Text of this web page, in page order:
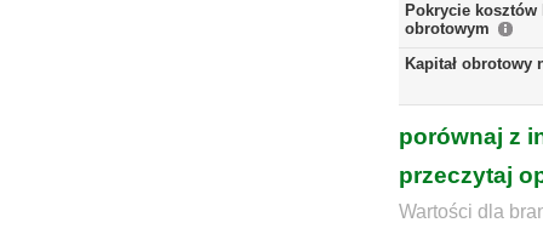
Pokrycie kosztów
obrotowym
Kapitał obrotowy
porównaj z
przeczytaj
Wartości dla